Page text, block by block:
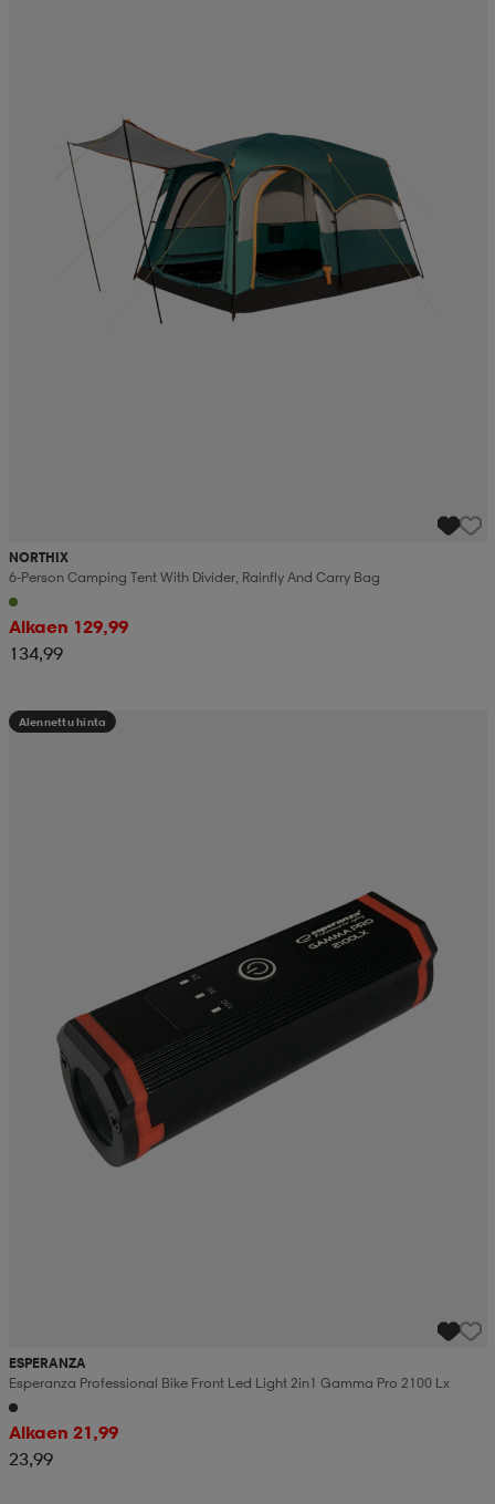
NORTHIX
6-Person Camping Tent With Divider, Rainfly And Carry Bag
Alkaen 129,99
134,99
Alennettu hinta
ESPERANZA
Esperanza Professional Bike Front Led Light 2in1 Gamma Pro 2100 Lx
Alkaen 21,99
23,99